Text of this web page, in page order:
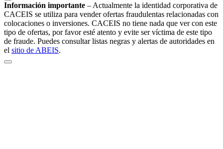
Información importante – Actualmente la identidad corporativa de
CACEIS se utiliza para vender ofertas fraudulentas relacionadas con
colocaciones o inversiones. CACEIS no tiene nada que ver con este
tipo de ofertas, por favor esté atento y evite ser víctima de este tipo
de fraude. Puedes consultar listas negras y alertas de autoridades en
el sitio de ABEIS.